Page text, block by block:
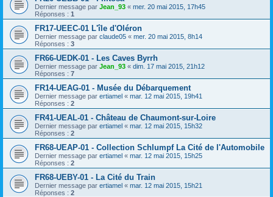
Dernier message par Jean_93 « mer. 20 mai 2015, 17h45
Réponses : 1
FR17-UEEC-01 L'île d'Oléron
Dernier message par claude05 « mer. 20 mai 2015, 8h14
Réponses : 3
FR66-UEDK-01 - Les Caves Byrrh
Dernier message par Jean_93 « dim. 17 mai 2015, 21h12
Réponses : 7
FR14-UEAG-01 - Musée du Débarquement
Dernier message par ertiamel « mar. 12 mai 2015, 19h41
Réponses : 2
FR41-UEAL-01 - Château de Chaumont-sur-Loire
Dernier message par ertiamel « mar. 12 mai 2015, 15h32
Réponses : 2
FR68-UEAP-01 - Collection Schlumpf La Cité de l'Automobile
Dernier message par ertiamel « mar. 12 mai 2015, 15h25
Réponses : 2
FR68-UEBY-01 - La Cité du Train
Dernier message par ertiamel « mar. 12 mai 2015, 15h21
Réponses : 2